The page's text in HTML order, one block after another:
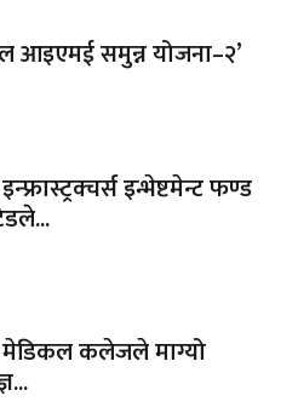
आइएमई समुन्न योजना–२’
इन्भेष्टमेन्ट फण्ड
कलेजले माग्यो